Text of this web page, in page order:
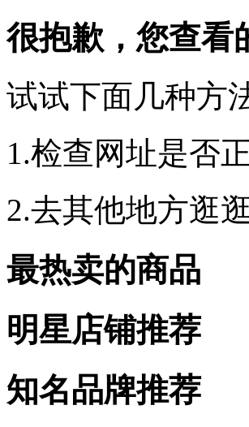
很抱歉，您查看
试试下面几种方
1.检查网址是否
2.去其他地方逛逛
最热卖的商品
明星店铺推荐
知名品牌推荐